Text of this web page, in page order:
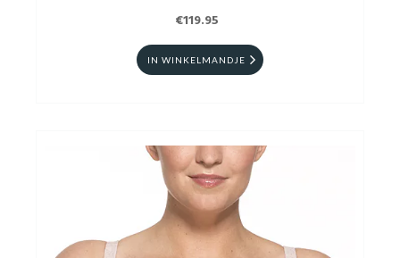
€119.95
IN WINKELMANDJE